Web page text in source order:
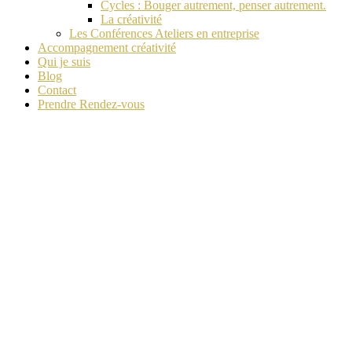
Cycles : Bouger autrement, penser autrement.
La créativité
Les Conférences Ateliers en entreprise
Accompagnement créativité
Qui je suis
Blog
Contact
Prendre Rendez-vous